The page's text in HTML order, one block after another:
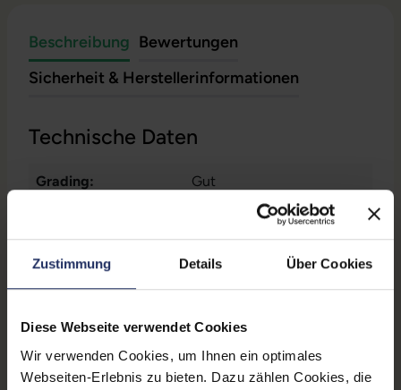
Zustimmung Details Über Cookies
Diese Webseite verwendet Cookies
Wir verwenden Cookies, um Ihnen ein optimales
Webseiten-Erlebnis zu bieten. Dazu zählen Cookies, die
Beschreibung Bewertungen
Sicherheit & Herstellerinformationen
Technische Daten
Grading: Gut
Windows 11 Professional
Prozessorkerne: 4
Displayart: Touchscreen
Webcam: Ja